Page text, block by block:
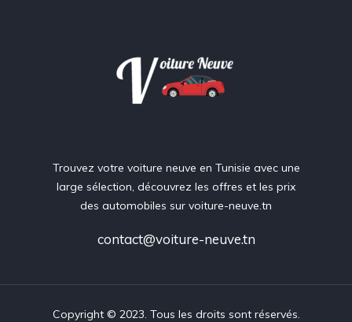
Trouvez votre voiture neuve en Tunisie avec une
large sélection, découvrez les offres et les prix
des automobiles sur voiture-neuve.tn
contact@voiture-neuve.tn
Copyright © 2023. Tous les droits sont réservés.